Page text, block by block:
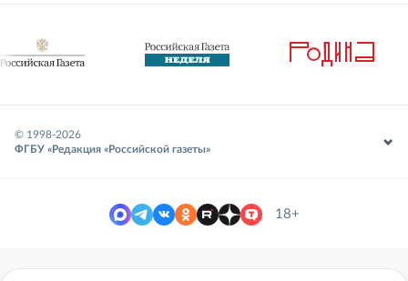
© 1998-2026
ФГБУ «Редакция «Российской газеты»
18+